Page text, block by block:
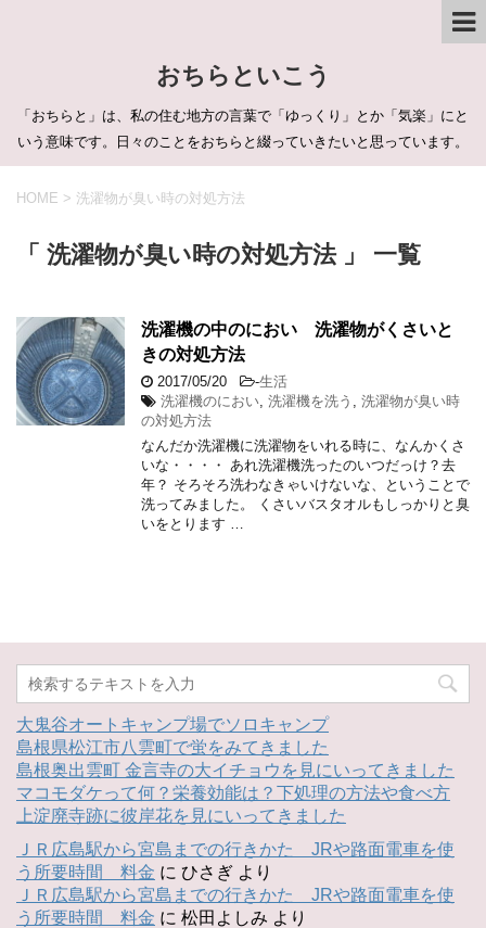
おちらといこう
「おちらと」は、私の住む地方の言葉で「ゆっくり」とか「気楽」にと
いう意味です。日々のことをおちらと綴っていきたいと思っています。
HOME > 洗濯物が臭い時の対処方法
「 洗濯物が臭い時の対処方法 」 一覧
洗濯機の中のにおい 洗濯物がくさいと
きの対処方法
2017/05/20 -生活
洗濯機のにおい 洗濯機を洗う
洗濯物が臭い時
の対処方法
なんだか洗濯機に洗濯物をいれる時に、なんかくさ
いな・・・・ あれ洗濯機洗ったのいつだっけ？去
年？ そろそろ洗わなきゃいけないな、ということで
洗ってみました。 くさいバスタオルもしっかりと臭
いをとります …
大鬼谷オートキャンプ場でソロキャンプ
島根県松江市八雲町で蛍をみてきました
島根奥出雲町 金言寺の大イチョウを見にいってきました
マコモダケって何？栄養効能は？下処理の方法や食べ方
上淀廃寺跡に彼岸花を見にいってきました
ＪＲ広島駅から宮島までの行きかた JRや路面電車を使
う所要時間 料金 に ひさぎ より
ＪＲ広島駅から宮島までの行きかた JRや路面電車を使
う所要時間 料金 に 松田よしみ より